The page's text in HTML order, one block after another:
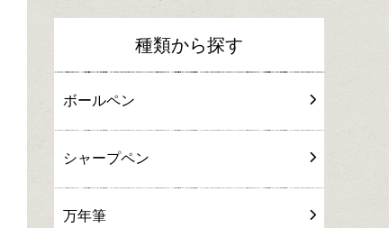
種類から探す
ボールペン
シャープペン
万年筆